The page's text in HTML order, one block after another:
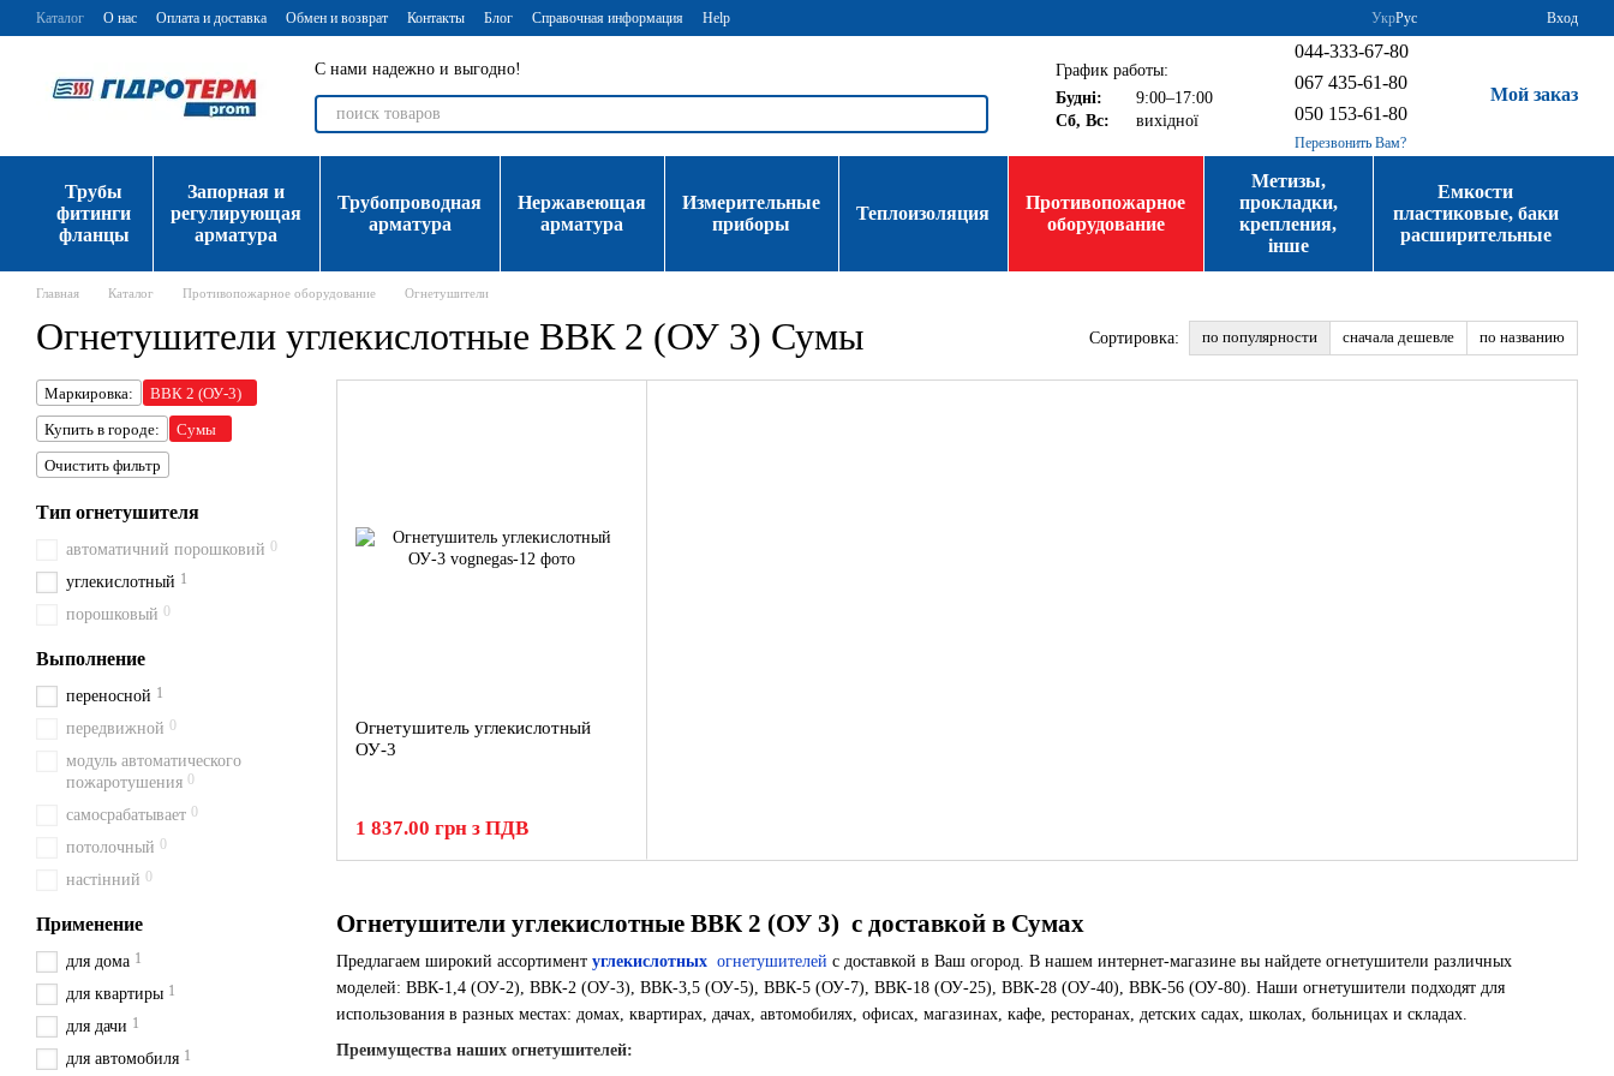
Перейти к основному контенту
Каталог О нас Оплата и доставка Обмен и возврат Контакты Блог Справочная информация Help УкрРус Вход
С нами надежно и выгодно!
График работы:
Будні:
9:00–17:00
Сб, Вс:
вихідної
044-333-67-80
067 435-61-80
050 153-61-80
Перезвонить Вам?
Мой заказ
Трубы
фитинги
фланцы
Запорная и
регулирующая
арматура
Трубопроводная
арматура
Нержавеющая
арматура
Измерительные
приборы
Теплоизоляция
Противопожарное
оборудование
Метизы,
прокладки,
крепления,
інше
Емкости
пластиковые, баки
расширительные
Главная Каталог Противопожарное оборудование Огнетушители
Огнетушители углекислотные ВВК 2 (ОУ 3) Сумы Сортировка: по популярности сначала дешевле по названию
Огнетушители углекислотные ВВК 2 (ОУ 3) с доставкой в ​​Сумах
Предлагаем широкий ассортимент углекислотных огнетушителей с доставкой в ​​Ваш огород. В нашем интернет-магазине вы найдете огнетушители различных
моделей: ВВК-1,4 (ОУ-2), ВВК-2 (ОУ-3), ВВК-3,5 (ОУ-5), ВВК-5 (ОУ-7), ВВК-18 (ОУ-25), ВВК-28 (ОУ-40), ВВК-56 (ОУ-80). Наши огнетушители подходят для
использования в разных местах: домах, квартирах, дачах, автомобилях, офисах, магазинах, кафе, ресторанах, детских садах, школах, больницах и складах.
Преимущества наших огнетушителей:
Огнетушитель углекислотный
ОУ-3
1 837.00 грн з ПДВ
Маркировка:
ВВК 2 (ОУ-3)
Купить в городе:
Сумы
Очистить фильтр
Тип огнетушителя
автоматичний порошковий 0
углекислотный 1
порошковый 0
Выполнение
переносной 1
передвижной 0
модуль автоматического
пожаротушения 0
самосрабатывает 0
потолочный 0
настінний 0
Применение
для дома 1
для квартиры 1
для дачи 1
для автомобиля 1